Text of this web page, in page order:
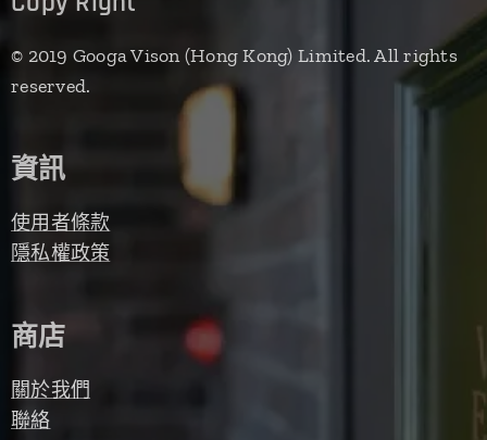
© 2019 Googa Vison (Hong Kong) Limited. All rights
reserved.
資訊
使用者條款
隱私權政策
商店
關於我們
聯絡